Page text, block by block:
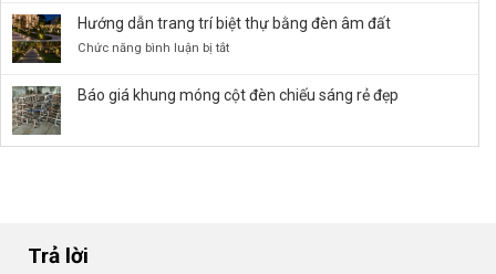
Sáng
Bền
Panel
kỹ
Hướng dẫn trang trí biệt thự bằng đèn âm đất
Chức năng bình luận bị tắtở
trang
Báo giá khung móng cột đèn chiếu sáng rẻ đẹp
Trả lời